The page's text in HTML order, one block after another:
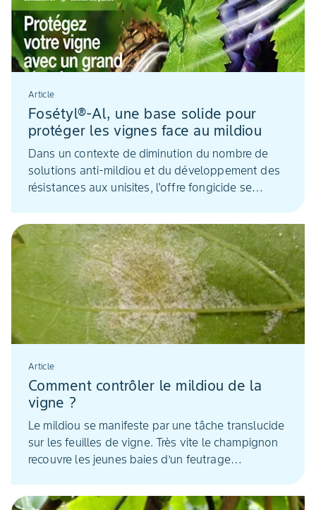
Article
Fosétyl®-Al, une base solide pour
protéger les vignes face au mildiou
Dans un contexte de diminution du nombre de
solutions anti-mildiou et du développement des
résistances aux unisites, l'offre fongicide se
est une des rares substances actives non
concernée par les phénomènes de résistance.
Ainsi, appliqués tout au long du programme, les
produits à base de Fosétyl®-Al permettent de
protéger la vigne contre le mildiou grâce à une
efficacité fongicide couplée à une action de
stimulation de défense des plantes.
Article
Comment contrôler le mildiou de la
vigne ?
Le mildiou se manifeste par une tâche translucide
sur les feuilles de vigne. Très vite le champignon
recouvre les jeunes baies d’un feutrage
La maîtrise de la végétation aide à limiter le